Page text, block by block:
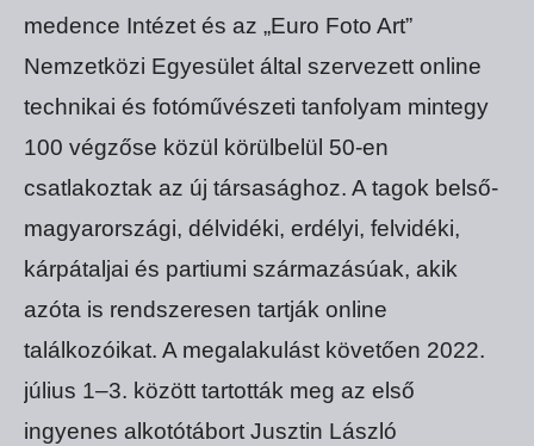
medence Intézet és az „Euro Foto Art”
Nemzetközi Egyesület által szervezett online
technikai és fotóművészeti tanfolyam mintegy
100 végzőse közül körülbelül 50-en
csatlakoztak az új társasághoz. A tagok belső-
magyarországi, délvidéki, erdélyi, felvidéki,
kárpátaljai és partiumi származásúak, akik
azóta is rendszeresen tartják online
találkozóikat. A megalakulást követően 2022.
július 1–3. között tartották meg az első
ingyenes alkotótábort Jusztin László